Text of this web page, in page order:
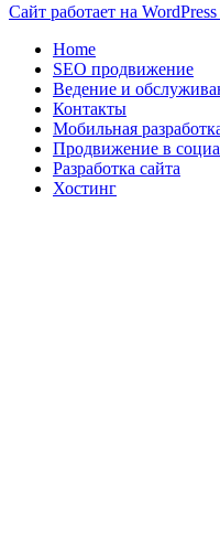
Сайт работает на WordPress
Home
SEO продвижение
Ведение и
Контакты
Мобильная
Продвижение в
Разработка сайта
Хостинг